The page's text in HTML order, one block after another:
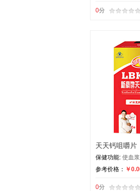
0分
天天钙咀嚼片
保健功能: 使血
参考价格： ￥
0分